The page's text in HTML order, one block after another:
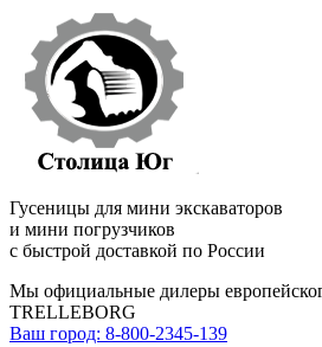
Гусеницы для мини экскаваторов
и мини погрузчиков
с быстрой доставкой по России
Мы официальные дилеры
TRELLEBORG
Ваш город: 8-800-2345-139